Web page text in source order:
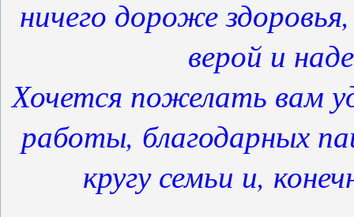
ничего дороже
верой и
Хочется пожелать вам
работы, благодарных
кругу семьи и,